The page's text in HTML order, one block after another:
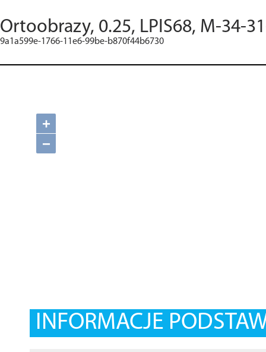
Ortoobrazy, 0.25, LPIS68, M-34-
9a1a599e-1766-11e6-99be-b870f44b6730
+
−
INFORMACJE